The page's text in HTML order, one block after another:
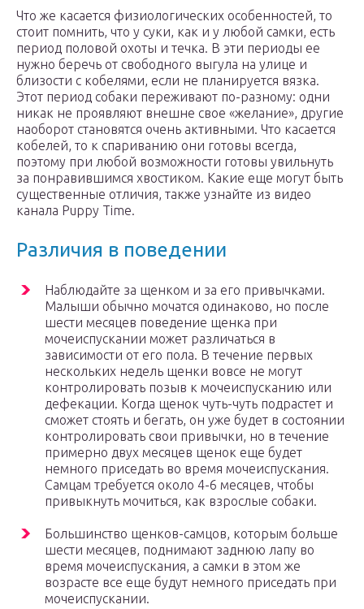
Что же касается физиологических особенностей, то
стоит помнить, что у суки, как и у любой самки, есть
период половой охоты и течка. В эти периоды ее
нужно беречь от свободного выгула на улице и
близости с кобелями, если не планируется вязка.
Этот период собаки переживают по-разному: одни
никак не проявляют внешне свое «желание», другие
наоборот становятся очень активными. Что касается
кобелей, то к спариванию они готовы всегда,
поэтому при любой возможности готовы увильнуть
за понравившимся хвостиком. Какие еще могут быть
существенные отличия, также узнайте из видео
канала Puppy Time.
Различия в поведении
Наблюдайте за щенком и за его привычками.
Малыши обычно мочатся одинаково, но после
шести месяцев поведение щенка при
мочеиспускании может различаться в
зависимости от его пола. В течение первых
нескольких недель щенки вовсе не могут
контролировать позыв к мочеиспусканию или
дефекации. Когда щенок чуть-чуть подрастет и
сможет стоять и бегать, он уже будет в состоянии
контролировать свои привычки, но в течение
примерно двух месяцев щенок еще будет
немного приседать во время мочеиспускания.
Самцам требуется около 4-6 месяцев, чтобы
привыкнуть мочиться, как взрослые собаки.
Большинство щенков-самцов, которым больше
шести месяцев, поднимают заднюю лапу во
время мочеиспускания, а самки в этом же
возрасте все еще будут немного приседать при
мочеиспускании.